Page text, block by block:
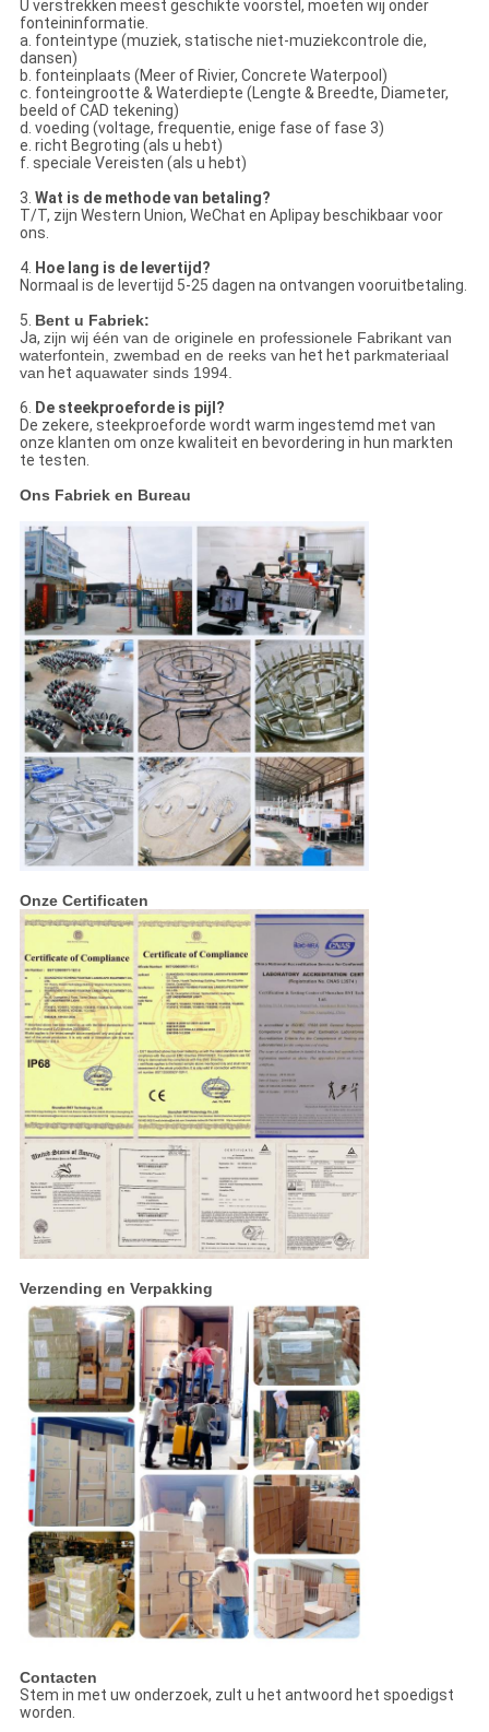
U verstrekken meest geschikte voorstel, moeten wij onder
fonteininformatie.
a. fonteintype (muziek, statische niet-muziekcontrole die,
dansen)
b. fonteinplaats (Meer of Rivier, Concrete Waterpool)
c. fonteingrootte & Waterdiepte (Lengte & Breedte, Diameter,
beeld of CAD tekening)
d. voeding (voltage, frequentie, enige fase of fase 3)
e. richt Begroting (als u hebt)
f. speciale Vereisten (als u hebt)
3. Wat is de methode van betaling?
T/T, zijn Western Union, WeChat en Aplipay beschikbaar voor
ons.
4. Hoe lang is de levertijd?
Normaal is de levertijd 5-25 dagen na ontvangen vooruitbetaling.
5. Bent u Fabriek:
Ja, zijn wij één van de originele en professionele Fabrikant van
waterfontein, zwembad en de reeks van het het parkmateriaal
van het aquawater sinds 1994.
6. De steekproeforde is pijl?
De zekere, steekproeforde wordt warm ingestemd met van
onze klanten om onze kwaliteit en bevordering in hun markten
te testen.
Ons Fabriek en Bureau
Onze Certificaten
Verzending en Verpakking
Contacten
Stem in met uw onderzoek, zult u het antwoord het spoedigst
worden.